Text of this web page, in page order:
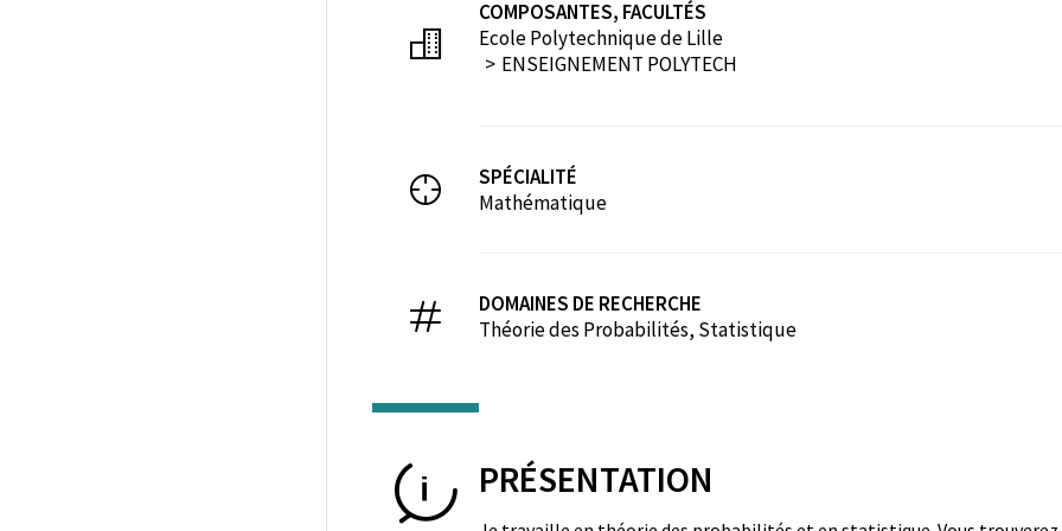
COMPOSANTES, FACULTÉS
Ecole Polytechnique de Lille
ENSEIGNEMENT POLYTECH
SPÉCIALITÉ
Mathématique
DOMAINES DE RECHERCHE
Théorie des Probabilités, Statistique
PRÉSENTATION